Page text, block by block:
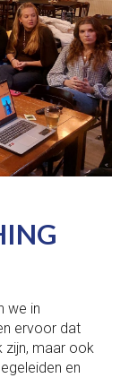
we in
ervoor dat
zijn, maar ook
en